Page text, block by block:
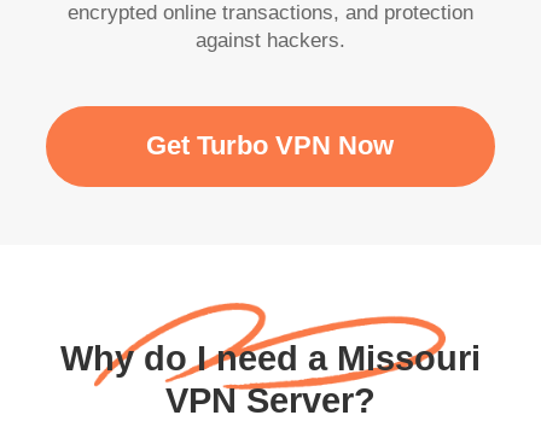
encrypted online transactions, and protection
against hackers.
Get Turbo VPN Now
Why do I need a Missouri
VPN Server?